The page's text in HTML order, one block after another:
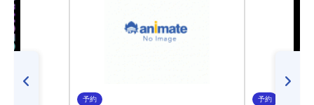
予約 予約